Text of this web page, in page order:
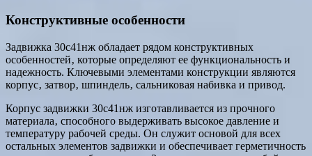
Конструктивные особенности
Задвижка 30с41нж обладает рядом конструктивных
особенностей‚ которые определяют ее функциональность и
надежность. Ключевыми элементами конструкции являются
корпус‚ затвор‚ шпиндель‚ сальниковая набивка и привод.
Корпус задвижки 30с41нж изготавливается из прочного
материала‚ способного выдерживать высокое давление и
температуру рабочей среды. Он служит основой для всех
остальных элементов задвижки и обеспечивает герметичность